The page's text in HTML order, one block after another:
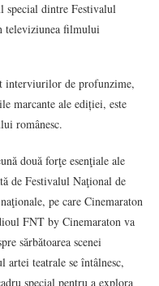
special dintre Festivalul
televiziunea filmului
interviurilor de profunzime,
marcante ale ediției, este
românesc.
două forţe esenţiale ale
de Festivalul Naţional de
pe care Cinemaraton
FNT by Cinemaraton va
sărbătoarea scenei
teatrale se întâlnesc,
special pentru a explora